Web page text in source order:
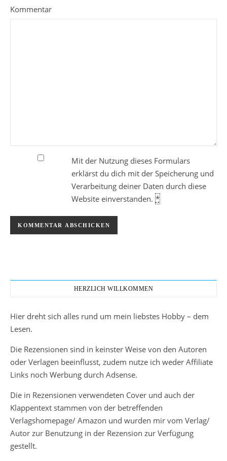
Kommentar
Mit der Nutzung dieses Formulars
erklärst du dich mit der Speicherung und
Verarbeitung deiner Daten durch diese
Website einverstanden. *
HERZLICH WILLKOMMEN
Hier dreht sich alles rund um mein liebstes Hobby – dem
Lesen.
Die Rezensionen sind in keinster Weise von den Autoren
oder Verlagen beeinflusst, zudem nutze ich weder Affiliate
Links noch Werbung durch Adsense.
Die in Rezensionen verwendeten Cover und auch der
Klappentext stammen von der betreffenden
Verlagshomepage/ Amazon und wurden mir vom Verlag/
Autor zur Benutzung in der Rezension zur Verfügung
gestellt.